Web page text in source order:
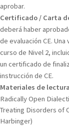
aprobar.
Certificado / Carta
deberá haber
de evaluación CE.
curso de Nivel 2,
un certificado de
instrucción de CE.
Materiales de
Radically Open
Treating Disorders of
Harbinger)